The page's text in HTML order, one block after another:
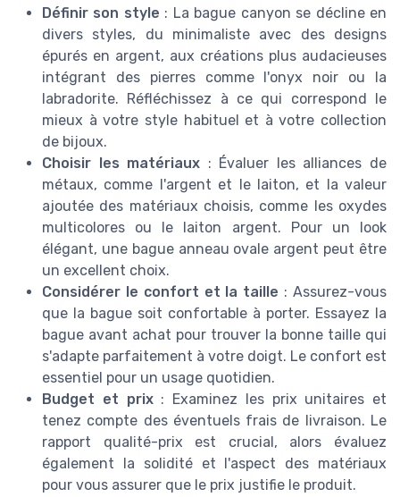
Définir son style : La bague canyon se décline en
divers styles, du minimaliste avec des designs
épurés en argent, aux créations plus audacieuses
intégrant des pierres comme l'onyx noir ou la
labradorite. Réfléchissez à ce qui correspond le
mieux à votre style habituel et à votre collection
de bijoux.
Choisir les matériaux : Évaluer les alliances de
métaux, comme l'argent et le laiton, et la valeur
ajoutée des matériaux choisis, comme les oxydes
multicolores ou le laiton argent. Pour un look
élégant, une bague anneau ovale argent peut être
un excellent choix.
Considérer le confort et la taille : Assurez-vous
que la bague soit confortable à porter. Essayez la
bague avant achat pour trouver la bonne taille qui
s'adapte parfaitement à votre doigt. Le confort est
essentiel pour un usage quotidien.
Budget et prix: Examinez les prix unitaires et
tenez compte des éventuels frais de livraison. Le
rapport qualité-prix est crucial, alors évaluez
également la solidité et l'aspect des matériaux
pour vous assurer que le prix justifie le produit.